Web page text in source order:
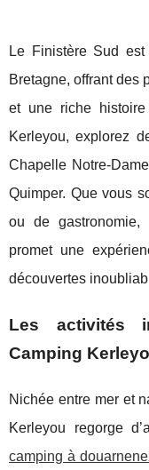
Le Finistère Sud
Bretagne, offrant des
et une riche
Kerleyou, explorez
Chapelle Notre-
Quimper. Que vous
ou de
promet une
découvertes
Les activités
Camping
Nichée entre mer et
Kerleyou regorge
camping à